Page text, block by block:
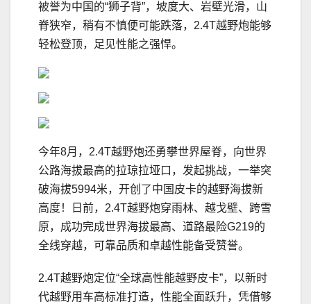
被誉为中国的“狮子背”，坡度大、岩壁光滑，山
脊狭窄，稍有不慎便可能跌落，2.4T越野炮能够
轻松登顶，足见性能之强悍。
今年8月，2.4T越野炮还勇攀世界屋脊，向世界
公路海拔最高的拉琼拉垭口，发起挑战，一举突
破海拔5994米，开创了中国皮卡的越野海拔新
高度！日前，2.4T越野炮穿雨林、越戈壁、跨雪
原，成功完成世界海拔最高、道路最险G219的
全线穿越，可靠品质和卓越性能备受赞誉。
2.4T越野炮定位“全球高性能越野皮卡”，以新时
代越野用车高标准打造，性能全面跃升，凭借够